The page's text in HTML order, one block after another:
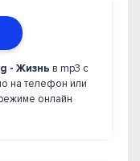
- Жизнь в mp3 с
на телефон или
онлайн